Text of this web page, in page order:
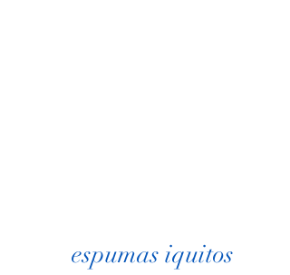
espumas iquitos